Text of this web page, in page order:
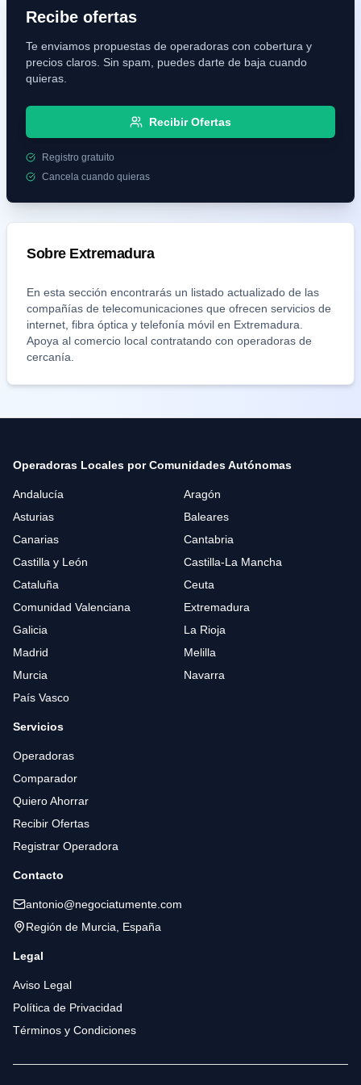
Recibe ofertas
Te enviamos propuestas de operadoras con cobertura y
precios claros. Sin spam, puedes darte de baja cuando
quieras.
Recibir Ofertas
Registro gratuito
Cancela cuando quieras
Sobre Extremadura
En esta sección encontrarás un listado actualizado de las
compañías de telecomunicaciones que ofrecen servicios de
internet, fibra óptica y telefonía móvil en Extremadura
Apoya al comercio local contratando con operadoras de
cercanía.
Operadoras Locales por Comunidades Autónomas
Andalucía
Aragón
Asturias
Baleares
Canarias
Cantabria
Castilla y León
Castilla-La Mancha
Cataluña
Ceuta
Comunidad Valenciana
Extremadura
Galicia
La Rioja
Madrid
Melilla
Murcia
Navarra
País Vasco
Servicios
Operadoras
Comparador
Quiero Ahorrar
Recibir Ofertas
Registrar Operadora
Contacto
antonio@negociatumente.com
Región de Murcia, España
Legal
Aviso Legal
Política de Privacidad
Términos y Condiciones